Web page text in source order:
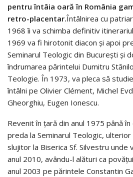
pentru întâia oară în România
retro-placentar.Întâlnirea cu
1968 îi va schimba definitiv
1969 va fi hirotonit diacon și apoi
Seminarul Teologic din București și
îndrumarea părintelui Dumitru
Teologie. În 1973, va pleca să
întâlni pe Olivier Clément, Michel
Gheorghiu, Eugen Ionescu.
Revenit în țară din anul 1975 până
preda la Seminarul Teologic,
slujitor la Biserica Sf. Silvestru unde
anul 2010, avându-l alături ca
anul 2003 pe părintele Constantin